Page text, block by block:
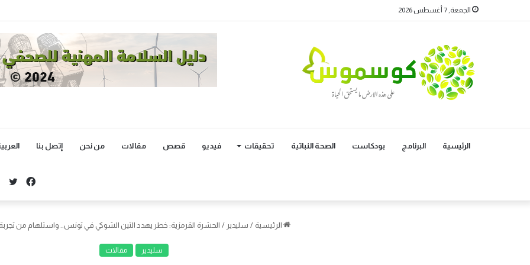
الجمعة, 7 أغسطس 2026
الرئيسية البرنامج بودكاست الصحة النباتية تحقيقات فيديو قصص مقالات من نحن إتصل بنا
الرئيسية / سليدير / الحشرة القرمزية: خطر يهدد التين الشوكي في تونس.. واستلهام من
سليدير مقالات